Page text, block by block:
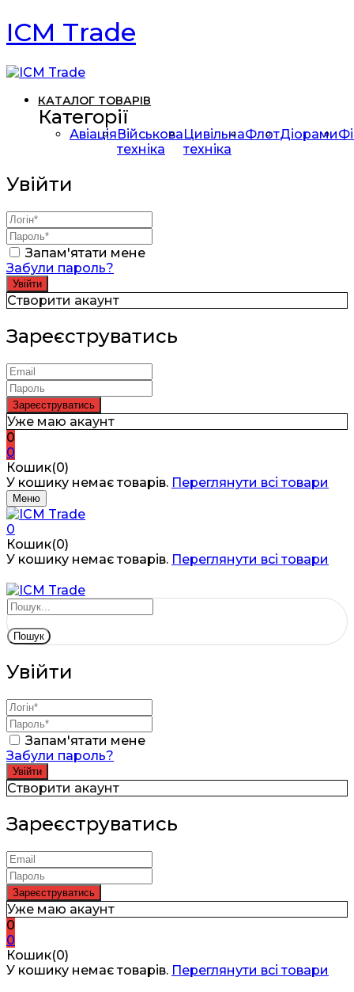
ICM Trade
КАТАЛОГ ТОВАРІВ
Категорії
АвіаціяВійськова
техніка
Цивільна
техніка
ФлотДіорами
Увійти
Запам'ятати мене
Забули пароль?
Створити акаунт
Зареєструватись
Уже маю акаунт
0
0
Кошик(0)
У кошику немає товарів. Переглянути всі товари
Меню
0
Кошик(0)
У кошику немає товарів. Переглянути всі товари
Пошук
Увійти
Запам'ятати мене
Забули пароль?
Створити акаунт
Зареєструватись
Уже маю акаунт
0
0
Кошик(0)
У кошику немає товарів. Переглянути всі товари